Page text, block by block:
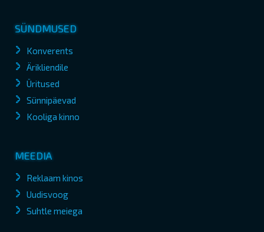
SÜNDMUSED
Konverents
Ärikliendile
Üritused
Sünnipäevad
Kooliga kinno
MEEDIA
Reklaam kinos
Uudisvoog
Suhtle meiega